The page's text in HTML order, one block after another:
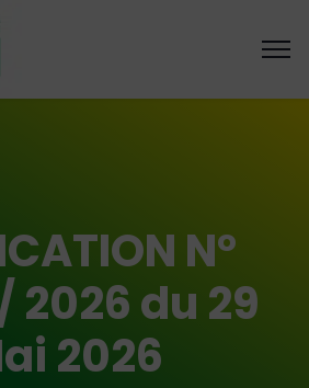
N°
2026 du 29
2026